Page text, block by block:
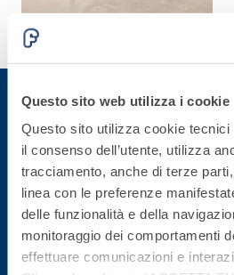
Questo sito web utilizza i cookie
Questo sito utilizza cookie
il consenso dell’utente, utilizza
tracciamento, anche di terze
linea con le preferenze
delle funzionalità e della
monitoraggio dei comportamenti
effettuare comunicazioni e
Iscriviti alla
Rimani aggiornato con le ultime novità di Fassa